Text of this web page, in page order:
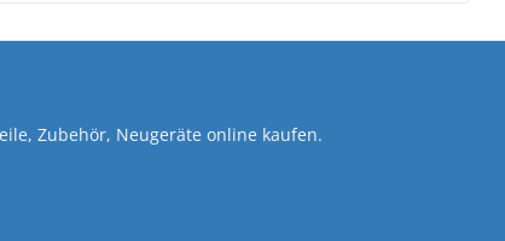
Zubehör, Neugeräte online kaufen.